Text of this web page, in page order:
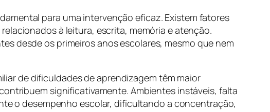
para uma intervenção eficaz. Existem fatores
à leitura, escrita, memória e atenção.
desde os primeiros anos escolares, mesmo que nem
de dificuldades de aprendizagem têm maior
significativamente. Ambientes instáveis, falta
o desempenho escolar, dificultando a concentração,